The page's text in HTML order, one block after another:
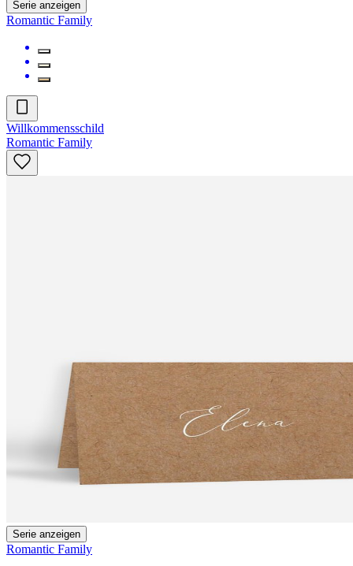
Serie anzeigen
Romantic Family
Willkommensschild
Romantic Family
Serie anzeigen
Romantic Family